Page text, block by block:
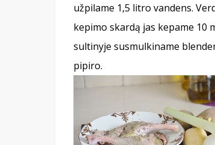
užpilame 1,5 litro vandens.
kepimo skardą jas kepame 10
sultinyje susmulkiname
pipiro.